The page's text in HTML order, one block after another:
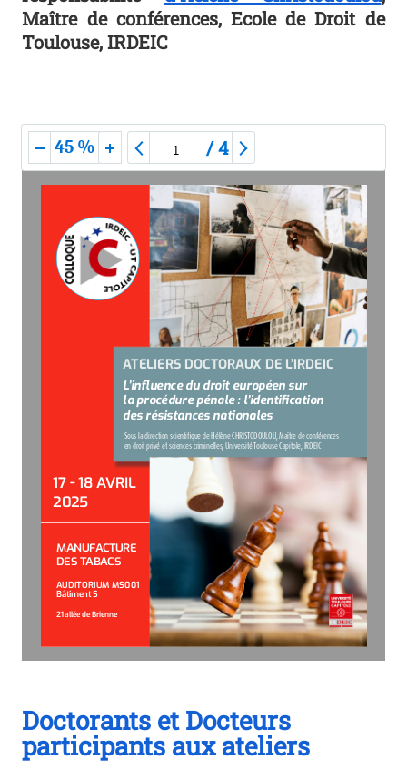
Maître de conférences, Ecole de Droit de
Toulouse, IRDEIC
45 % /4
17 - 18 AVRIL
2025
Sous la direction scientifique de Hélène CHRISTODOULOU, Maître de conférences
en droit privé et sciences criminelles, Université Toulouse Capitole, IRDEIC
MANUFACTURE
DES TABACS
AUDITORIUM MS001
Bâtiment S
21 allée de Brienne
ATELIERS DOCTORAUX DE L’IRDEIC
L’influence du droit européen sur
la procédure pénale : l’identification
des résistances nationales
Doctorants et Docteurs
participants aux ateliers